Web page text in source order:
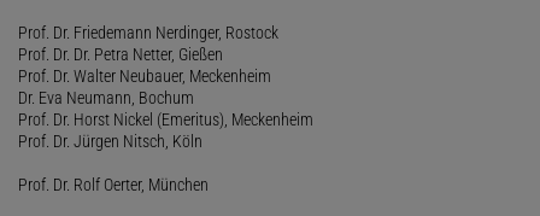
Prof. Dr. Friedemann Nerdinger, Rostock
Prof. Dr. Dr. Petra Netter, Gießen
Prof. Dr. Walter Neubauer, Meckenheim
Dr. Eva Neumann, Bochum
Prof. Dr. Horst Nickel (Emeritus), Meckenheim
Prof. Dr. Jürgen Nitsch, Köln
Prof. Dr. Rolf Oerter, München